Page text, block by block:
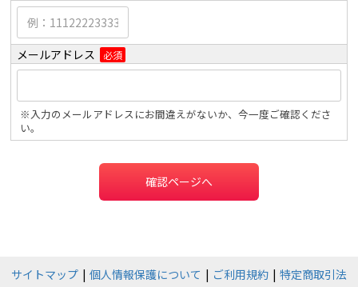
メールアドレス 必須
※入力のメールアドレスにお間違えがないか、今一度ご確認くださ
い。
確認ページへ
サイトマップ 個人情報保護について ご利用規約
特定商取引法